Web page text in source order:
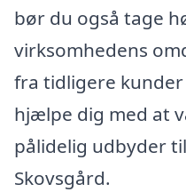
bør du også tage
virksomhedens
fra tidligere
hjælpe dig med at
pålidelig udbyder
Skovsgård.